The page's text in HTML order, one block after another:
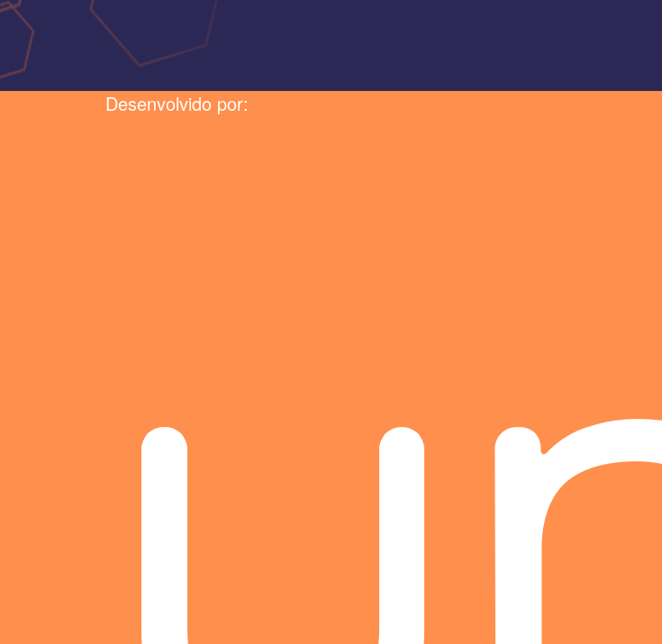
Desenvolvido por: